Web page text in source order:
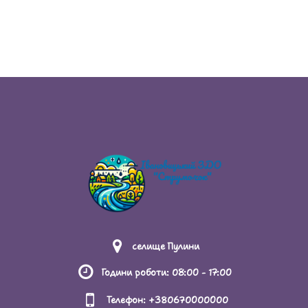
РІЧНИЙ ЗВІТ ПРО ДІЯЛЬНІСТЬ ЗАКЛАДУ
РОЗМІР ПЛАТИ ЗА НАВЧАННЯ ЗДОБУВАЧІВ
СТАТУТ ЗАКЛАДУ ОСВІТИ
СТРУКТУРА ТА ОРГАНИ УПРАВЛІННЯ ЗАКЛАДУ
селище Пулини
Години роботи: 08:00 - 17:00
Телефон: +380670000000